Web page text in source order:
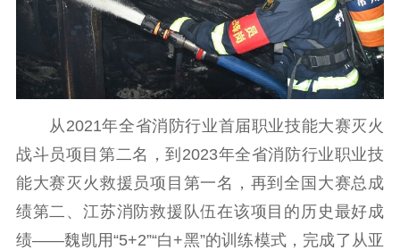
扫黄打非
电影工作
电影创作 电影市场
机关党建
党建要闻 学习在线
文化人才
从2021年全省消防行业首届职业技能大赛灭火
战斗员项目第二名，到2023年全省消防行业职业技
能大赛灭火救援员项目第一名，再到全国大赛总成
绩第二、江苏消防救援队伍在该项目的历史最好成
绩——魏凯用“5+2”“白+黑”的训练模式，完成了从亚